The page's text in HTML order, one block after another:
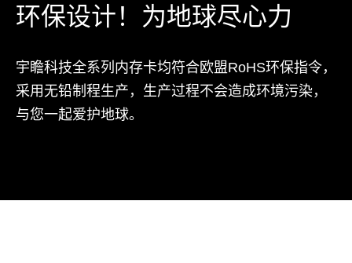
环保设计！为地球尽心力
宇瞻科技全系列内存卡均符合欧盟RoHS环保指令，
采用无铅制程生产，生产过程不会造成环境污染，
与您一起爱护地球。